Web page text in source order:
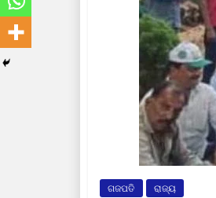
ଗଜପତି ରାଜ୍ୟ